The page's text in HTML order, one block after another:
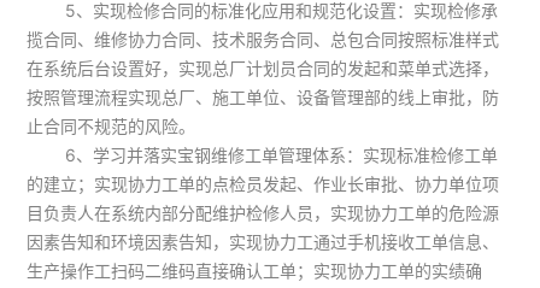
5、实现检修合同的标准化应用和规范化设置：实现检修承
揽合同、维修协力合同、技术服务合同、总包合同按照标准样式
在系统后台设置好，实现总厂计划员合同的发起和菜单式选择，
按照管理流程实现总厂、施工单位、设备管理部的线上审批，防
止合同不规范的风险。
6、学习并落实宝钢维修工单管理体系：实现标准检修工单
的建立；实现协力工单的点检员发起、作业长审批、协力单位项
目负责人在系统内部分配维护检修人员，实现协力工单的危险源
因素告知和环境因素告知，实现协力工通过手机接收工单信息、
生产操作工扫码二维码直接确认工单；实现协力工单的实绩确